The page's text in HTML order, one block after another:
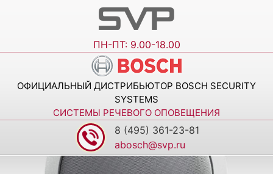
ПН-ПТ: 9.00-18.00
ОФИЦИАЛЬНЫЙ ДИСТРИБЬЮТОР BOSCH SECURITY
SYSTEMS
СИСТЕМЫ РЕЧЕВОГО ОПОВЕЩЕНИЯ
8 (495) 361-23-81
abosch@svp.ru